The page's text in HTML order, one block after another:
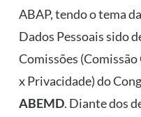
ABAP, tendo o tema
Dados Pessoais sido
Comissões
x Privacidade) do
ABEMD. Diante dos